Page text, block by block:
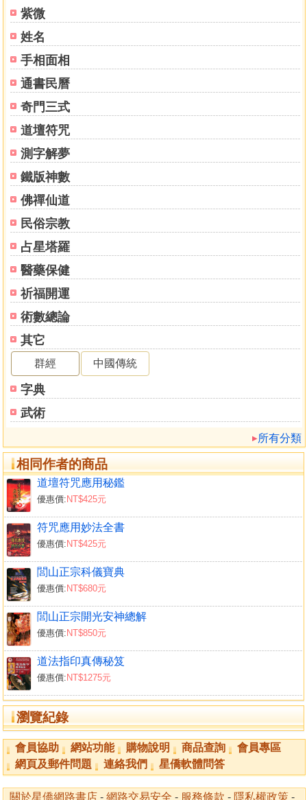
紫微
姓名
手相面相
通書民曆
奇門三式
道壇符咒
測字解夢
鐵版神數
佛禪仙道
民俗宗教
占星塔羅
醫藥保健
祈福開運
術數總論
其它
群經 中國傳統
字典
武術
所有分類
相同作者的商品
道壇符咒應用秘鑑
優惠價: NT$425元
符咒應用妙法全書
優惠價: NT$425元
閭山正宗科儀寶典
優惠價: NT$680元
閭山正宗開光安神總解
優惠價: NT$850元
道法指印真傳秘笈
優惠價: NT$1275元
瀏覽紀錄
太上老君指
雪山金箭指
鐵叉指
先天八卦指
先天八反卦指
閭山白鶴指
虎頭指
天狗指
宗師印
哪咤指
觀音坐蓮內指
觀音坐蓮外指
本帥指
外和合指
須彌山指
盤古盤
四大金剛指
金刀訣
太極子午印
盤古指
盤古印
天地神通指
召功遭指
左官指
右官指
金剛伏魔印
遣送鬼指
大鵬金翅鳥指
九天玄天送煞指
哪咤三尖指印
太極金光圖
孫臏祖師指
鬼谷先師指
太乙真人指
縛魂指
鴻鈉老祖纏身指
哪咤三太子指
銅枷指
鐵鎖指
第二篇 閭山法壇指法秘笈
東營指
南營指
西營指
北營元帥指
北營指
中營指
會員協助 網站功能 購物說明 商品查詢
會員專區
網頁及郵件問題
連絡我們 星僑軟體問答
關於星僑網路書店 - 網路交易安全 - 服務條款 - 隱私權政策 -